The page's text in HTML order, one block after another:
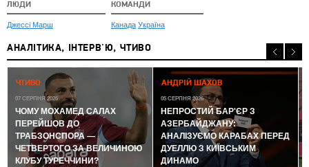
ЛЮДИ
Джессі Марш
КОМАНДИ
Канада Україна
АНАЛІТИКА, ІНТЕРВ'Ю, ЧТИВО
ЧТИВО
07 СЕРПНЯ 2026
ЧОМУ МОХАМЕД САЛАХ
ПЕРЕЙШОВ ДО
ТРАБЗОНСПОРА —
ЧЕТВЕРТОГО ЗА ВЕЛИЧИНОЮ
КЛУБУ ТУРЕЧЧИНИ?
АНДРІЙ ШАХОВ
05 СЕРПНЯ 2026
НЕПРОСТИЙ БАР'ЄР З
АЗЕРБАЙДЖАНУ:
АНАЛІЗУЄМО КАРАБАХ ПЕРЕД
ДУЕЛЛЮ З КИЇВСЬКИМ
ДИНАМО